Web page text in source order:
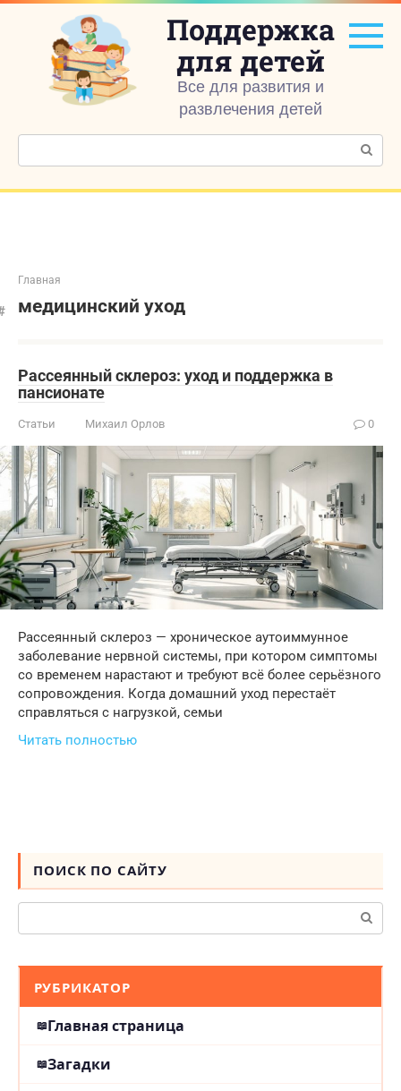
Перейти
контенту
Поддержка
для детей
Все для развития и
развлечения детей
Поиск:
Главная
медицинский уход
Рассеянный склероз: уход и поддержка в
пансионате
Статьи Михаил Орлов 0
Рассеянный склероз — хроническое аутоиммунное
заболевание нервной системы, при котором симптомы
со временем нарастают и требуют всё более серьёзного
сопровождения. Когда домашний уход перестаёт
справляться с нагрузкой, семьи
Читать полностью
ПОИСК ПО САЙТУ
Поиск:
РУБРИКАТОР
Главная страница
Загадки